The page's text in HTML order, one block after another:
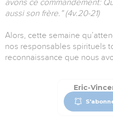
avons ce commandement:
aussi son frère.” (4v.20-21)
Alors, cette semaine
nos responsables spirituels
reconnaissance que nous
Eric-